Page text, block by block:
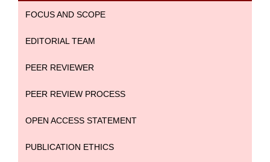
FOCUS AND SCOPE
EDITORIAL TEAM
PEER REVIEWER
PEER REVIEW PROCESS
OPEN ACCESS STATEMENT
PUBLICATION ETHICS